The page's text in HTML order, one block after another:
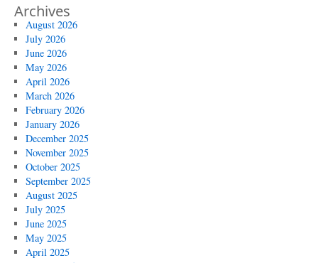
Archives
August 2026
July 2026
June 2026
May 2026
April 2026
March 2026
February 2026
January 2026
December 2025
November 2025
October 2025
September 2025
August 2025
July 2025
June 2025
May 2025
April 2025